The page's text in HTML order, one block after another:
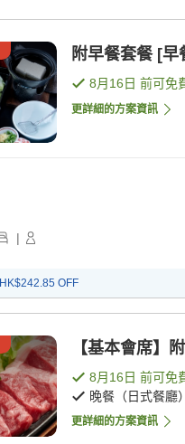
附早餐套餐 [早
8月16日 前可免
更詳細的方案資訊
|
HK$242.85 OFF
【基本會席】
8月16日 前可免
晚餐（日式餐廳）
更詳細的方案資訊